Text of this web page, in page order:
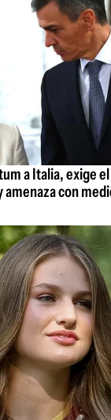
a Italia, exige
con